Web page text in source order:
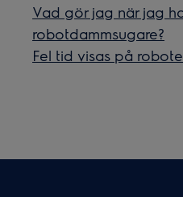
Vad gör jag när jag
robotdammsugare?
Fel tid visas på